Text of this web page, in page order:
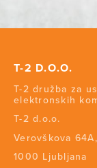
T-2 D.O.O.
T-2 družba za
elektronskih
T-2 d.o.o.
Verovškova 64A,
1000 Ljubljana